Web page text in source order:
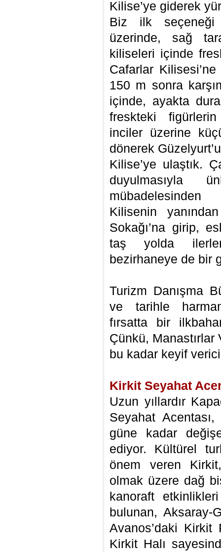
Kilise’ye giderek
Biz ilk seçeneği
üzerinde, sağ
kiliseleri içinde
Cafarlar
150 m sonra
içinde, ayakta
freskteki
inciler üzerine
dönerek
Kilise’ye ulaştık.
Kilisenin
Sokağı’na girip,
taş yolda
bezirhaneye de bir
Turizm Danışma
ve tarihle
fırsatta bir
Çünkü, Manastırlar
bu kadar keyif
Kirkit Seyahat
Uzun yıllardır
Seyahat
güne kadar
ediyor. Kültürel
önem veren
olmak üzere dağ
kanoraft
bulunan, Aksaray-
Avanos’daki
Kirkit Halı